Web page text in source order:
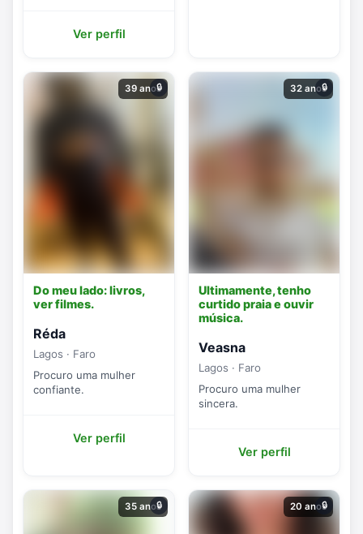
Ver perfil
39 anos
🔒
Do meu lado: livros,
ver filmes.
Réda
Lagos · Faro
Procuro uma mulher
confiante.
Ver perfil
32 anos
🔒
Ultimamente, tenho
curtido praia e ouvir
música.
Veasna
Lagos · Faro
Procuro uma mulher
sincera.
Ver perfil
35 anos
🔒 20 anos
🔒